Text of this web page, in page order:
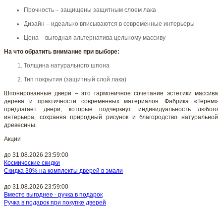
Прочность – защищены защитным слоем лака
Дизайн – идеально вписываются в современные интерьеры
Цена – выгодная альтернатива цельному массиву
На что обратить внимание при выборе:
Толщина натурального шпона
Тип покрытия (защитный слой лака)
Шпонированные двери – это гармоничное сочетание эстетики массива
дерева и практичности современных материалов. Фабрика «Терем»
предлагает двери, которые подчеркнут индивидуальность любого
интерьера, сохраняя природный рисунок и благородство натуральной
древесины.
Акции
до 31.08.2026 23:59:00
Космические скидки
Скидка 30% на комплекты дверей в эмали
до 31.08.2026 23:59:00
Вместе выгоднее - ручка в подарок
Ручка в подарок при покупке дверей